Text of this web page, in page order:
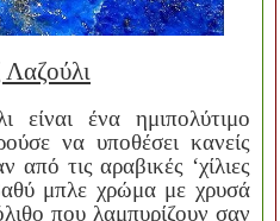
είναι ένα ημιπολύτιμο
να υποθέσει κανείς
από τις αραβικές ‘χίλιες
μπλε χρώμα με χρυσά
που λαμπυρίζουν σαν